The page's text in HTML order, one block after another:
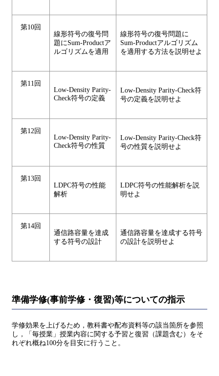
第10回
線形符号の復号問
題にSum-Productア
ルゴリズムを適用
線形符号の復号問題に
Sum-Productアルゴリズム
を適用する方法を説明せよ
第11回
Low-Density Parity-
Check符号の定義
Low-Density Parity-Check符
号の定義を説明せよ
第12回
Low-Density Parity-
Check符号の性質
Low-Density Parity-Check符
号の性質を説明せよ
第13回
LDPC符号の性能
解析
LDPC符号の性能解析を説
明せよ
第14回
通信路容量を達成
する符号の設計
通信路容量を達成する符号
の設計を説明せよ
準備学修(事前学修・復習)等についての指示
学修効果を上げるため，教科書や配布資料等の該当箇所を参照
し，「毎授業」授業内容に関する予習と復習（課題含む）をそ
れぞれ概ね100分を目安に行うこと。